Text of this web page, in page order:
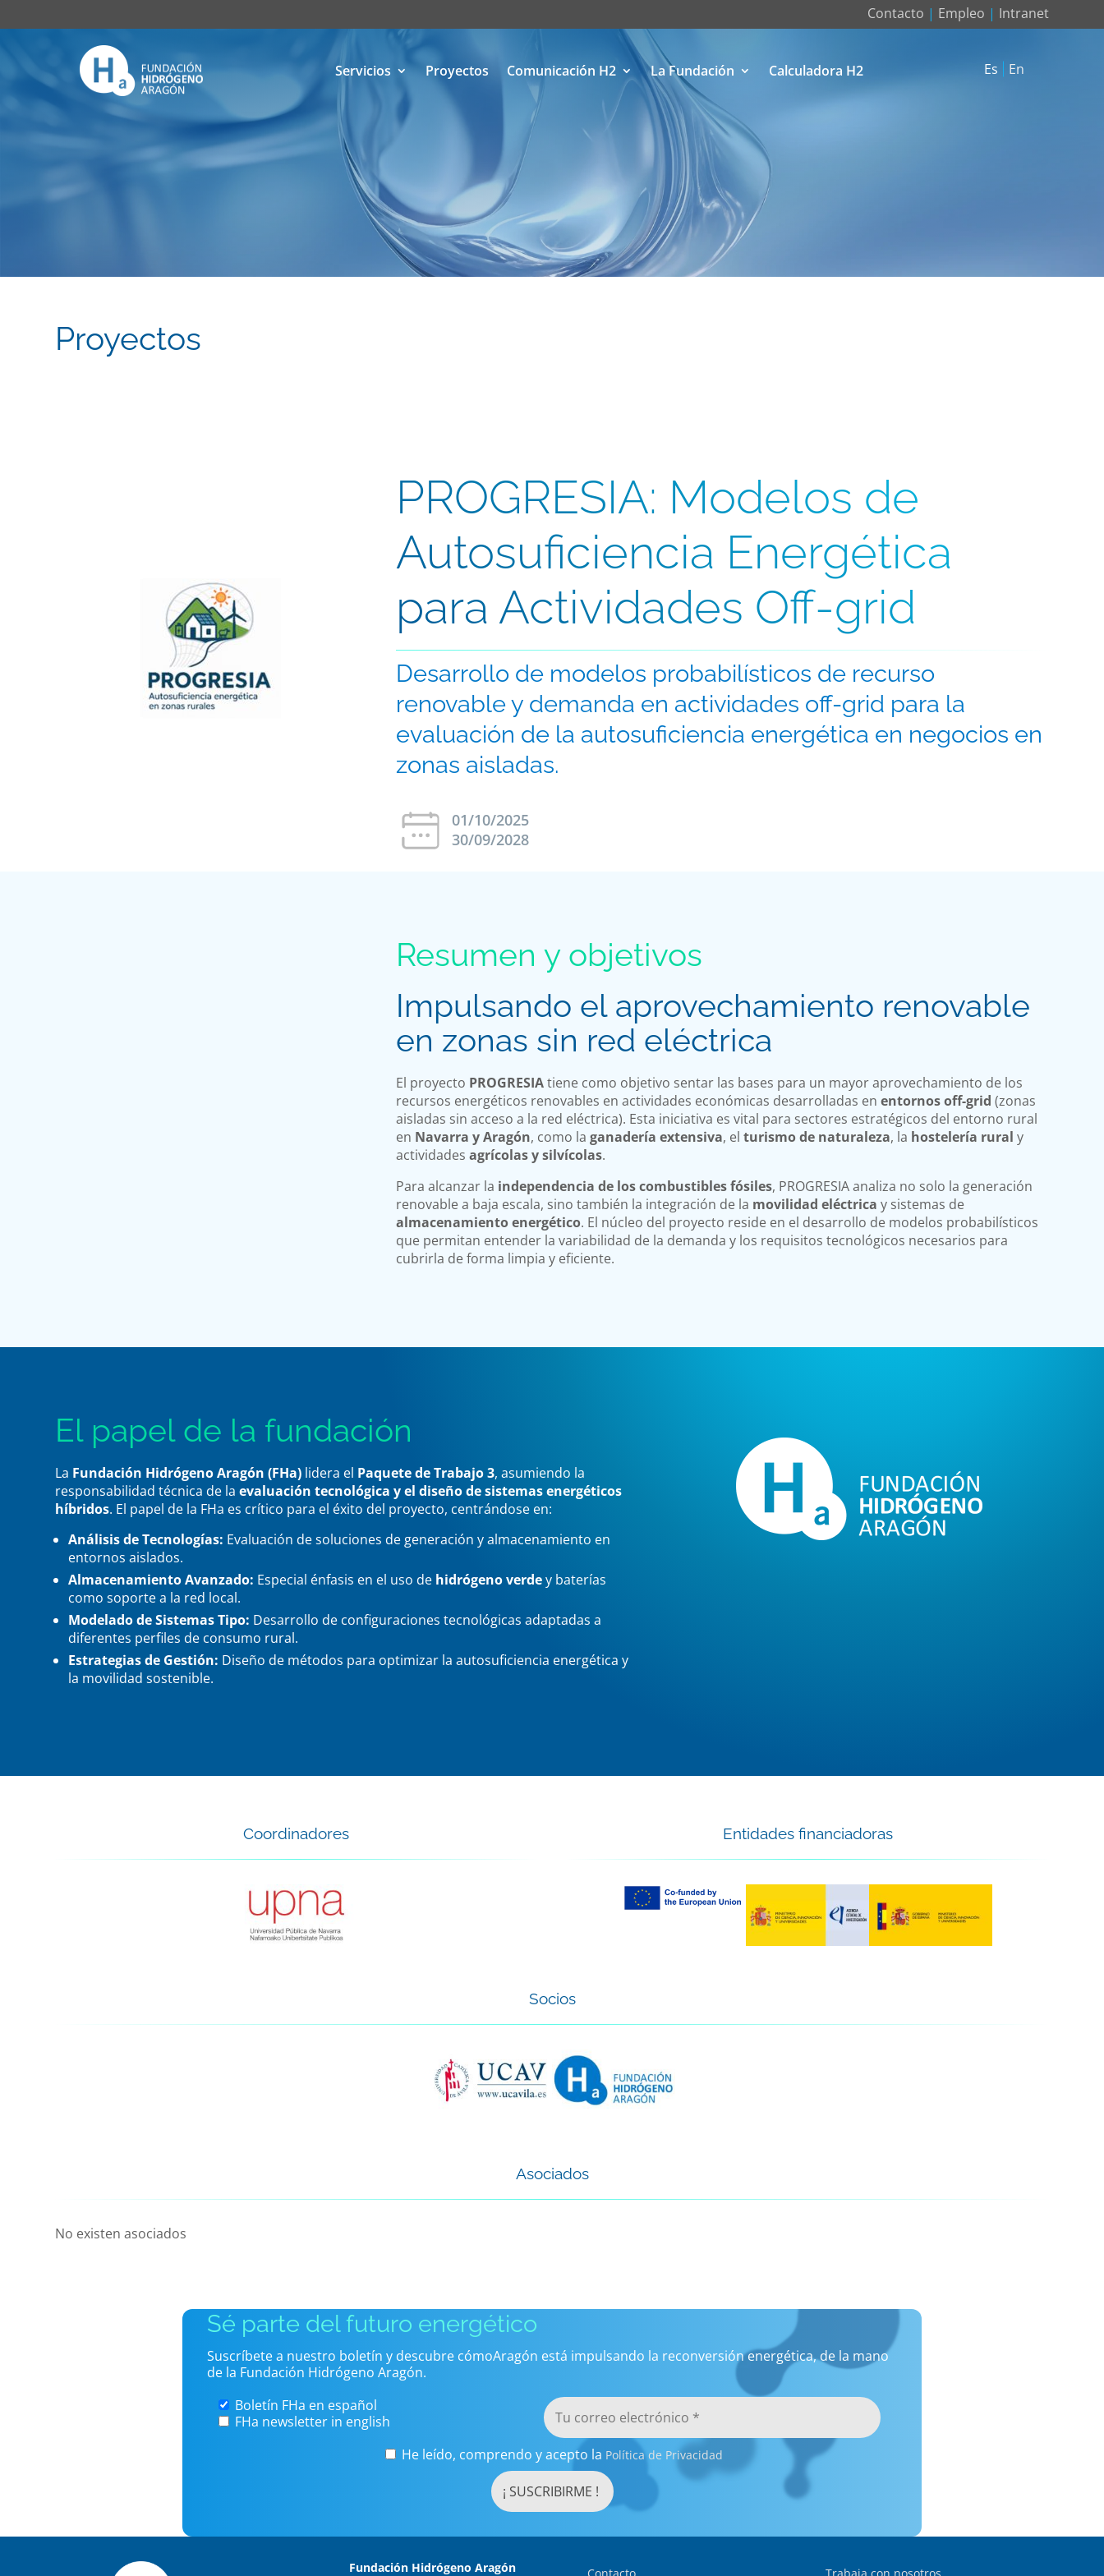
Contacto | Empleo | Intranet
Servicios Proyectos Comunicación H2 La Fundación Calculadora H2 Es En
Proyectos
PROGRESIA: Modelos de
Autosuficiencia Energética
para Actividades Off-grid
Desarrollo de modelos probabilísticos de recurso
renovable y demanda en actividades off-grid para la
evaluación de la autosuficiencia energética en negocios en
zonas aisladas.
01/10/2025
30/09/2028
Resumen y objetivos
Impulsando el aprovechamiento renovable
en zonas sin red eléctrica
El proyecto PROGRESIAtiene como objetivo sentar las bases para un mayor aprovechamiento de los
recursos energéticos renovables en actividades económicas desarrolladas enentornos off-grid (zonas
aisladas sin acceso a la red eléctrica). Esta iniciativa es vital para sectores estratégicos del entorno rural
en Navarra y Aragón, como laganadería extensiva, elturismo de naturaleza, la hostelería rural y
actividadesagrícolas y silvícolas.
Para alcanzar la independencia de los combustibles fósiles, PROGRESIA analiza no solo la generación
renovable a baja escala, sino también la integración de la movilidad eléctrica y sistemas de
almacenamiento energético. El núcleo del proyecto reside en el desarrollo de modelos probabilísticos
que permitan entender la variabilidad de la demanda y los requisitos tecnológicos necesarios para
cubrirla de forma limpia y eficiente.
El papel de la fundación
La Fundación Hidrógeno Aragón (FHa) lidera el Paquete de Trabajo 3, asumiendo la
responsabilidad técnica de laevaluación tecnológica y el diseño de sistemas energéticos
híbridos. El papel de la FHa es crítico para el éxito del proyecto, centrándose en:
Análisis de Tecnologías: Evaluación de soluciones de generación y almacenamiento en
entornos aislados.
Almacenamiento Avanzado: Especial énfasis en el uso de hidrógeno verdey baterías
como soporte a la red local.
Modelado de Sistemas Tipo: Desarrollo de configuraciones tecnológicas adaptadas a
diferentes perfiles de consumo rural.
Estrategias de Gestión: Diseño de métodos para optimizar la autosuficiencia energética y
la movilidad sostenible.
Coordinadores Entidades financiadoras
Socios
Asociados
No existen asociados
Sé parte del futuro energético
Suscríbete a nuestro boletín y descubre cómoAragón está impulsando la reconversión energética, de la mano
de la Fundación Hidrógeno Aragón.
Boletín FHa en español
FHa newsletter in english
He leído, comprendo y acepto la Política de Privacidad
Fundación Hidrógeno Aragón